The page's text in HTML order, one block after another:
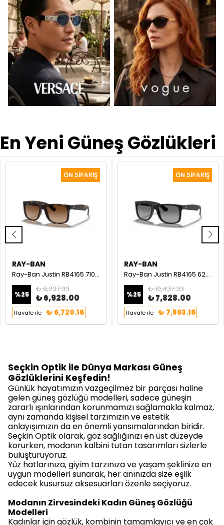
En Yeni Güneş Gözlükleri
RAY-BAN
Ray-Ban Justin RB4165 710/13 Kaplumbağa kabuğu Erkek Güneş Gözlüğü
%25
₺ 9,237.33
₺ 6,928.00
Havale ile ₺ 6,720.16
RAY-BAN
Ray-Ban Justin RB4165 622/T3 Siyah Erkek Güneş Gözlüğü
%25
₺ 10,437.33
₺ 7,828.00
Havale ile ₺ 7,593.16
Seçkin Optik ile Dünya Markası Güneş
Gözlüklerini Keşfedin!
Günlük hayatımızın vazgeçilmez bir parçası haline
gelengüneş gözlüğü modelleri, sadece güneşin
zararlı ışınlarından korunmamızı sağlamakla kalmaz,
aynı zamanda kişisel tarzımızın ve estetik
anlayışımızın da en önemli yansımalarından biridir.
Seçkin Optik olarak, göz sağlığınızı en üst düzeyde
korurken, modanın kalbini tutan tasarımları sizlerle
buluşturuyoruz.
Yüz hatlarınıza, giyim tarzınıza ve yaşam şeklinize en
uygun modelleri sunarak, her anınızda size eşlik
edecek kusursuz aksesuarları özenle seçiyoruz.
Modanın Zirvesindeki Kadın Güneş Gözlüğü
Modelleri
Kadınlar için gözlük, kombinin tamamlayıcı ve en çok